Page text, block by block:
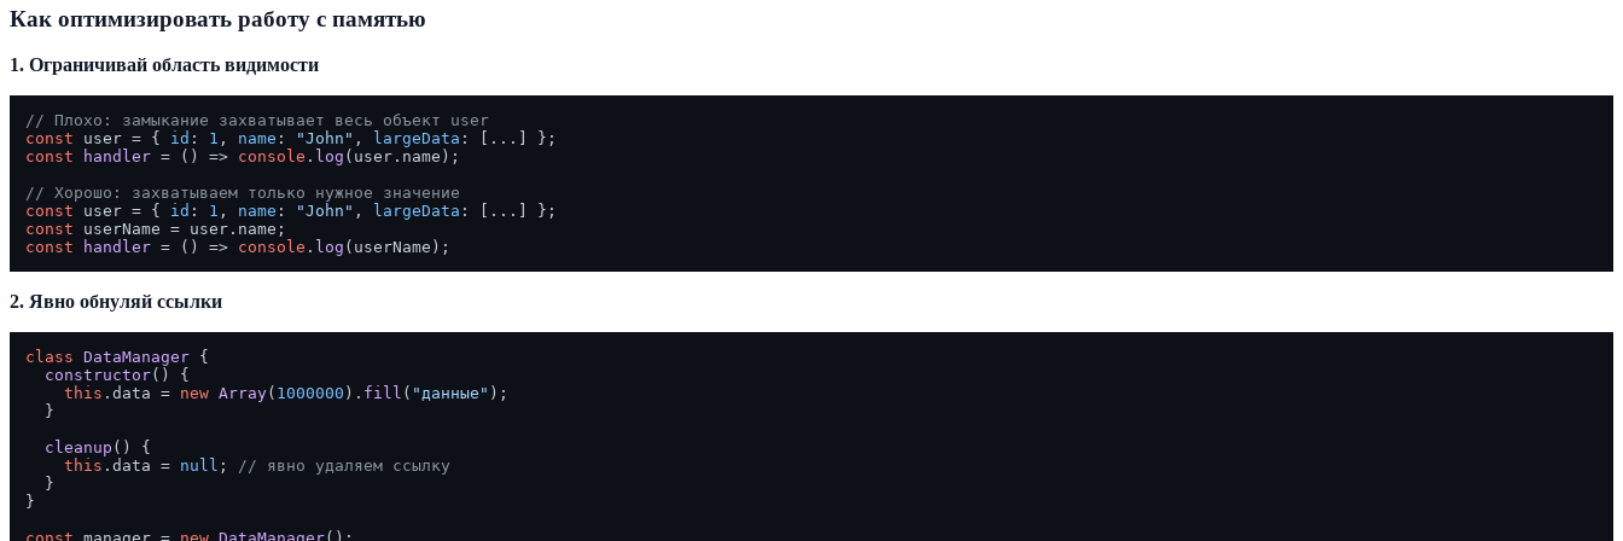
Как оптимизировать работу с памятью
1. Ограничивай область видимости
// Плохо: замыкание захватывает весь объект user
const user = { id : 1 , name : "John" , largeData
const
handler = ( ) => console . log (user. name );
// Хорошо: захватываем только нужное значение
const user = { id : 1 , name : "John" , largeData
const userName = user. name
const
handler = ( ) => console . log
2. Явно обнуляй ссылки
class DataManager {
constructor( ) {
this . data = new Array( 1000000 ). fill ( "данные" );
  }
cleanup ( ) {
this . data = null ; // явно удаляем ссылку
  }
}